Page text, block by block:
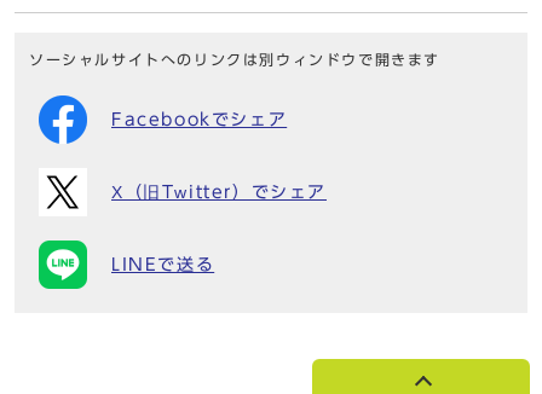
ソーシャルサイトへのリンクは別ウィンドウで開きます
Facebookでシェア
X（旧Twitter）でシェア
LINEで送る